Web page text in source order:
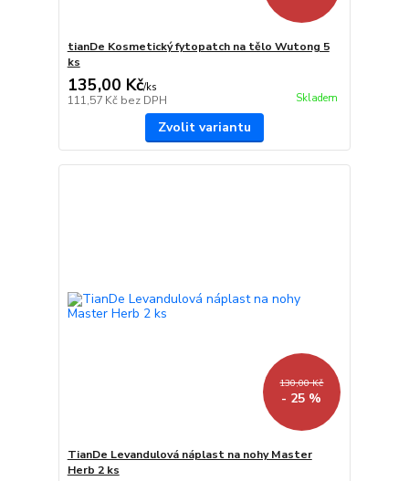
tianDe Kosmetický fytopatch na tělo Wutong 5
ks
135,00 Kč/ks
111,57 Kč bez DPH Skladem
Zvolit variantu
130,00 Kč
- 25 %
TianDe Levandulová náplast na nohy Master
Herb 2 ks